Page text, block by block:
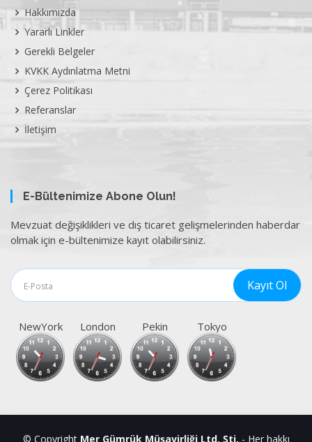
Hakkımızda
Yararlı Linkler
Gerekli Belgeler
KVKK Aydınlatma Metni
Çerez Politikası
Referanslar
İletişim
E-Bültenimize Abone Olun!
Mevzuat değişiklikleri ve dış ticaret gelişmelerinden haberdar
olmak için e-bültenimize kayıt olabilirsiniz.
NewYork London Pekin Tokyo
© Copyright Mer Gümrük Müşavirliği Ltd. Şti. - Her hakkı